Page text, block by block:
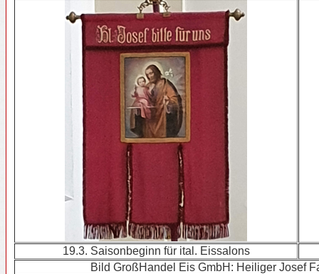
19.3. Saisonbeginn für ital. Eissalons
Bild GroßHandel Eis GmbH: Heiliger Josef